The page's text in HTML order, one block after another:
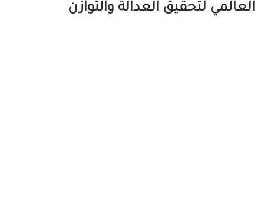
العالمي لتحقيق العدالة والتوازن